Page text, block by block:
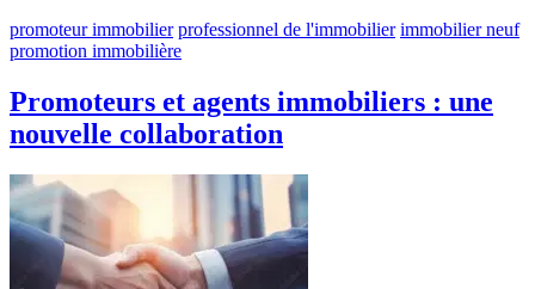
promoteur immobilier professionnel de l'immobilier immobilier neuf
promotion immobilière
Promoteurs et agents immobiliers : une
nouvelle collaboration